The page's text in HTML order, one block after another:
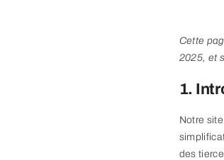
Cette
2025, et
1.
Notre
des